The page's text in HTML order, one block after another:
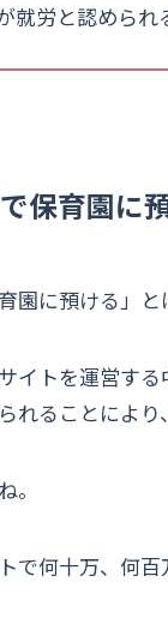
就労と認められ
保育園に
園に預ける」
イトを運営す
れることにより
。
で何十万、何